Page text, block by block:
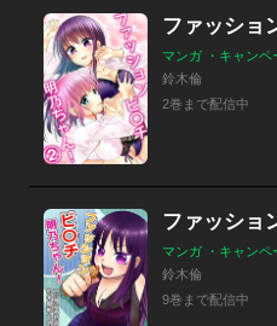
ファッショ
マンガ ・キャンペ
鈴木倫
2巻まで配信中
マンガ ・キャンペ
鈴木倫
9巻まで配信中